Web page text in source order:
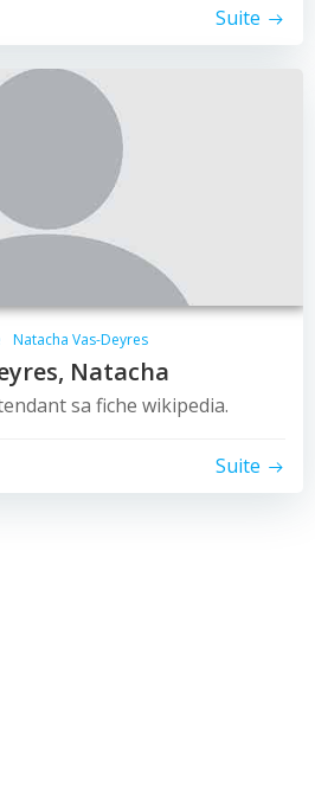
Suite
Natacha Vas-Deyres
Natacha
sa fiche wikipedia.
Suite